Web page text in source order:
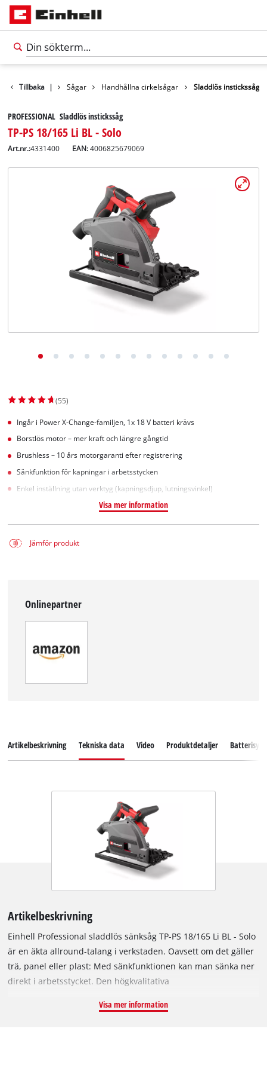
Tillbaka |
Verktyg Sågar Handhållna cirkelsågar Sladdlös instickssåg
PROFESSIONAL Sladdlös instickssåg
TP-PS 18/165 Li BL - Solo
Art.nr.:4331400 EAN:4006825679069
(55)
Ingår i Power X-Change-familjen, 1x 18 V batteri krävs
Borstlös motor – mer kraft och längre gångtid
Brushless – 10 års motorgaranti efter registrering
Sänkfunktion för kapningar i arbetsstycken
Enkel inställning utan verktyg (kapningsdjup, lutningsvinkel)
Visa mer information
Jämför produkt
Onlinepartner
Artikelbeskrivning Tekniska data Video Produktdetaljer
Artikelbeskrivning
Einhell Professional sladdlös sänksåg TP-PS 18/165 Li BL - Solo
är en äkta allround-talang i verkstaden. Oavsett om det gäller
trä, panel eller plast: Med sänkfunktionen kan man sänka ner
direkt i arbetsstycket. Den högkvalitativa
vare ett 18 V Power X-Change-batteri kraftfullt genom material
Visa mer information